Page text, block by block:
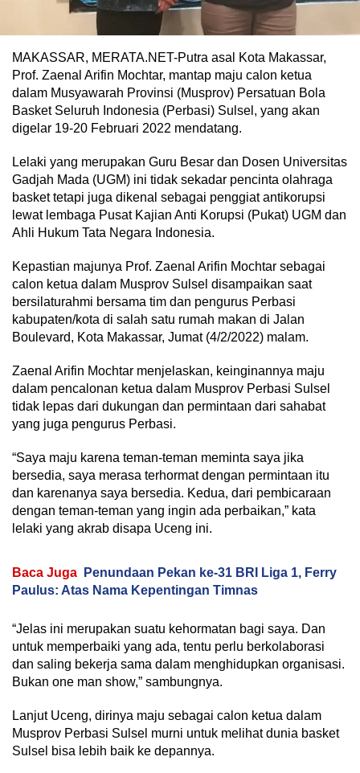
MAKASSAR, MERATA.NET-Putra asal Kota Makassar,
Prof. Zaenal Arifin Mochtar, mantap maju calon ketua
dalam Musyawarah Provinsi (Musprov) Persatuan Bola
Basket Seluruh Indonesia (Perbasi) Sulsel, yang akan
digelar 19-20 Februari 2022 mendatang.
Lelaki yang merupakan Guru Besar dan Dosen Universitas
Gadjah Mada (UGM) ini tidak sekadar pencinta olahraga
basket tetapi juga dikenal sebagai penggiat antikorupsi
lewat lembaga Pusat Kajian Anti Korupsi (Pukat) UGM dan
Ahli Hukum Tata Negara Indonesia.
Kepastian majunya Prof. Zaenal Arifin Mochtar sebagai
calon ketua dalam Musprov Sulsel disampaikan saat
bersilaturahmi bersama tim dan pengurus Perbasi
kabupaten/kota di salah satu rumah makan di Jalan
Boulevard, Kota Makassar, Jumat (4/2/2022) malam.
Zaenal Arifin Mochtar menjelaskan, keinginannya maju
dalam pencalonan ketua dalam Musprov Perbasi Sulsel
tidak lepas dari dukungan dan permintaan dari sahabat
yang juga pengurus Perbasi.
“Saya maju karena teman-teman meminta saya jika
bersedia, saya merasa terhormat dengan permintaan itu
dan karenanya saya bersedia. Kedua, dari pembicaraan
dengan teman-teman yang ingin ada perbaikan,” kata
lelaki yang akrab disapa Uceng ini.
Baca Juga
Penundaan Pekan ke-31 BRI Liga 1, Ferry
Paulus: Atas Nama Kepentingan Timnas
“Jelas ini merupakan suatu kehormatan bagi saya. Dan
untuk memperbaiki yang ada, tentu perlu berkolaborasi
dan saling bekerja sama dalam menghidupkan organisasi.
Bukan one man show,” sambungnya.
Lanjut Uceng, dirinya maju sebagai calon ketua dalam
Musprov Perbasi Sulsel murni untuk melihat dunia basket
Sulsel bisa lebih baik ke depannya.